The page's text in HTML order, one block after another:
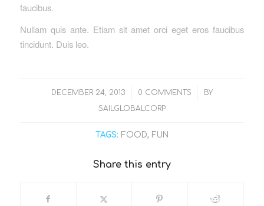
faucibus.
Nullam quis ante. Etiam sit amet orci eget eros faucibus
tincidunt. Duis leo.
DECEMBER 24, 2013 0 COMMENTS
/
BY
SAILGLOBALCORP
TAGS: FOOD, FUN
Share this entry